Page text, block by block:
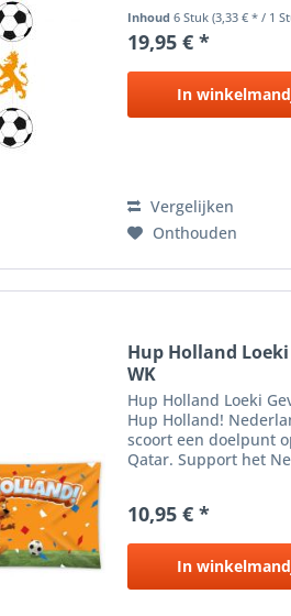
van plastic en papier.
Inhoud6 Stuk(3,33 € * / 1
19,95 € *
In
Vergelijken
Onthouden
Hup Holland
WK
Hup Holland Loeki
Hup Holland!
scoort een doelpunt
Qatar. Support het
het WK voetbal van
10,95 € *
In